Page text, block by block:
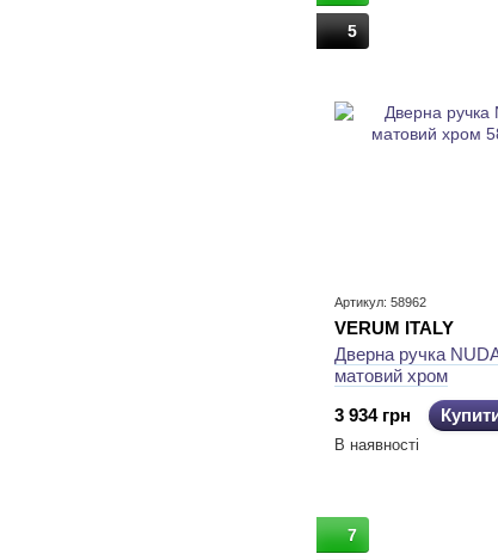
5
Артикул: 58962
VERUM ITALY
Дверна ручка
матовий хром
3 934 грн
В наявності
7